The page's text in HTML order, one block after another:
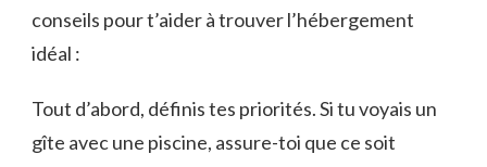
conseils pour t’aider à trouver l’hébergement
idéal :
Tout d’abord, définis tes priorités. Si tu voyais un
gîte avec une piscine, assure-toi que ce soit